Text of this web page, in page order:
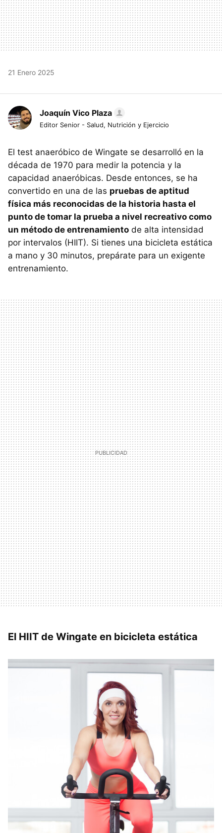
21 Enero 2025
Joaquín Vico Plaza
Editor Senior - Salud, Nutrición y Ejercicio
El test anaeróbico de Wingate se desarrolló en la
década de 1970 para medir la potencia y la
capacidad anaeróbicas. Desde entonces, se ha
convertido en una de las pruebas de aptitud
física más reconocidas de la historia hasta el
punto de tomar la prueba a nivel recreativo como
un método de entrenamiento de alta intensidad
por intervalos (HIIT). Si tienes una bicicleta estática
a mano y 30 minutos, prepárate para un exigente
entrenamiento.
El HIIT de Wingate en bicicleta estática